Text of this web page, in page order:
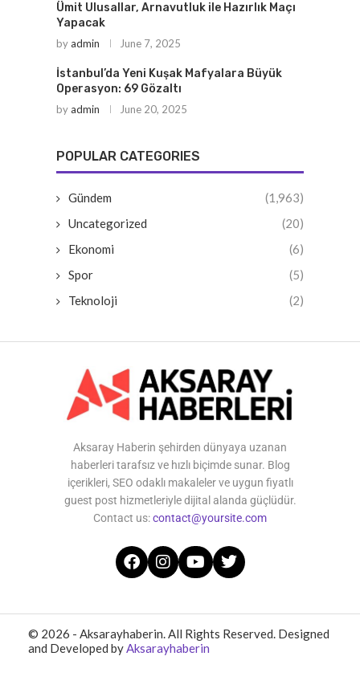
Ümit Ulusallar, Arnavutluk ile Hazırlık Maçı
Yapacak
byadmin June 7, 2025
İstanbul’da Yeni Kuşak Mafyalara Büyük
Operasyon: 69 Gözaltı
byadmin June 20, 2025
POPULAR CATEGORIES
Gündem
(1,963)
Uncategorized
(20)
Ekonomi
(6)
Spor
(5)
Teknoloji
(2)
Aksaray Haberin şehirden dünyaya uzanan
haberleri tarafsız ve hızlı biçimde sunar. Blog
içerikleri, SEO odaklı makaleler ve uygun fiyatlı
guest post hizmetleriyle dijital alanda güçlüdür.
Contact us:contact@yoursite.com
© 2026 - Aksarayhaberin. All Rights Reserved. Designed
and Developed byAksarayhaberin